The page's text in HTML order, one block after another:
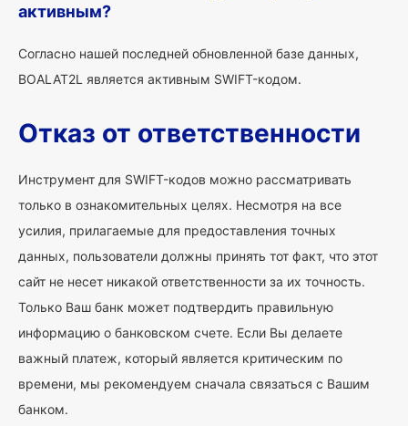
активным?
Согласно нашей последней обновленной базе данных,
BOALAT2L является активным SWIFT-кодом.
Отказ от ответственности
Инструмент для SWIFT-кодов можно рассматривать
только в ознакомительных целях. Несмотря на все
усилия, прилагаемые для предоставления точных
данных, пользователи должны принять тот факт, что этот
сайт не несет никакой ответственности за их точность.
Только Ваш банк может подтвердить правильную
информацию о банковском счете. Если Вы делаете
важный платеж, который является критическим по
времени, мы рекомендуем сначала связаться с Вашим
банком.